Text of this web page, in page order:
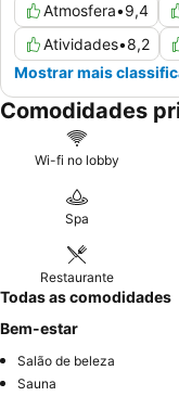
Atmosfera•9,4
Atividades•8,2
Mostrar mais
Comodidades
Wi-fi no lobby
Spa
Restaurante
Todas as comodidades
Bem-estar
Salão de beleza
Sauna